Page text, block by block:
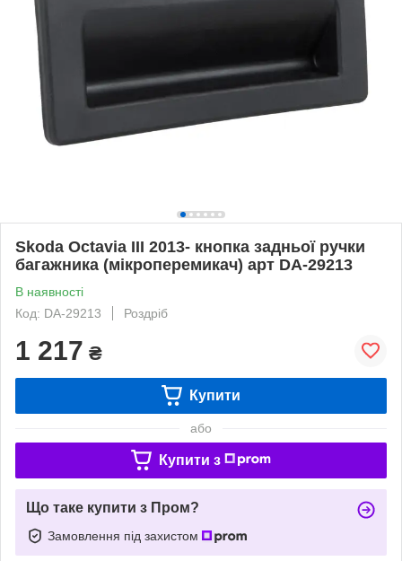
Skoda Octavia III 2013- кнопка задньої ручки
багажника (мікроперемикач) арт DA-29213
В наявності
Код: DA-29213
Роздріб
1 217 ₴
Купити
або
Купити з
Що таке купити з Пром?
Замовлення під захистом